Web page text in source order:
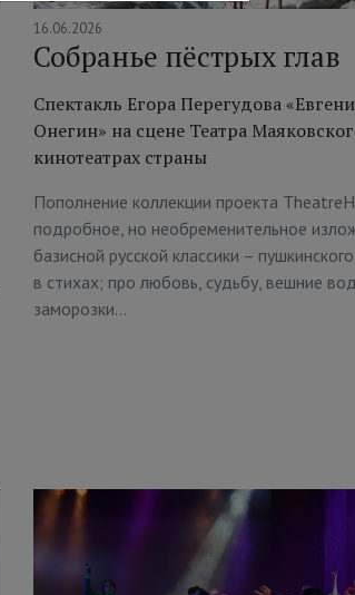
16.06.2026
Собранье пёстрых глав
Спектакль Егора Перегудова
Онегин» на сцене Театра
кинотеатрах страны
Пополнение коллекции проекта
подробное, но необременительное
базисной русской классики –
в стихах; про любовь, судьбу, вешние
заморозки…